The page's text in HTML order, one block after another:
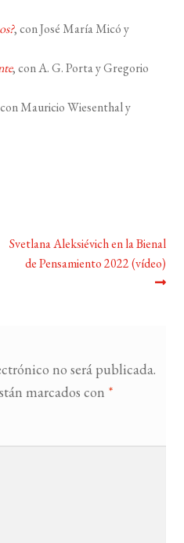
LISTA DE LIBROS
, con José María Micó y
, con A. G. Porta y Gregorio
Mauricio Wiesenthal y
Siguiente:
Svetlana Aleksiévich en la Bienal
de Pensamiento 2022 (vídeo)
no será publicada.
marcados con *